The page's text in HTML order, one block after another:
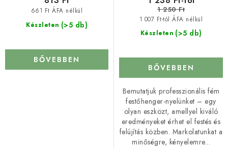
Készleten (>5 db)
661 Ft ÁFA nélkül
BŐVEBBEN
Készleten (>5 db)
1 007 Ft-tól ÁFA nélkül
1 250 Ft
BŐVEBBEN
Bemutatjuk professzionális fém
festőhenger-nyelünket – egy
olyan eszközt, amellyel kiváló
eredményeket érhet el festés és
felújítás közben. Markolatunkat a
minőségre, kényelemre...